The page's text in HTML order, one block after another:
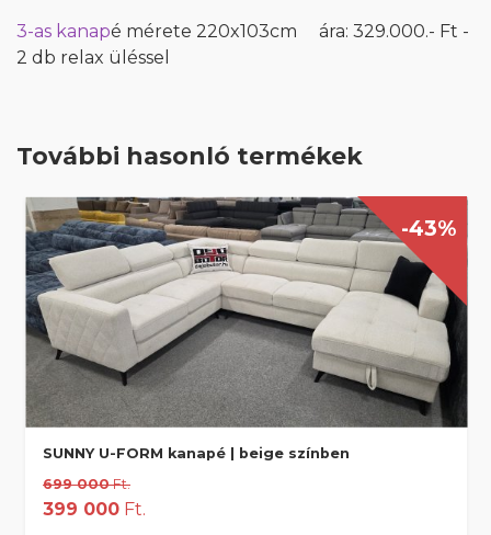
3-as kanapé mérete 220x103cm ára: 329.000.- Ft -
2 db relax üléssel
További hasonló termékek
-43%
SUNNY U-FORM kanapé | beige színben
699 000Ft.
399 000 Ft.